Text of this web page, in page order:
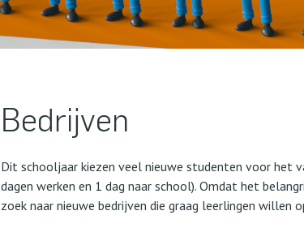
Bedrijven
Dit schooljaar kiezen veel nieuwe studenten voor het
dagen werken en 1 dag naar school). Omdat het
zoek naar nieuwe bedrijven die graag leerlingen willen